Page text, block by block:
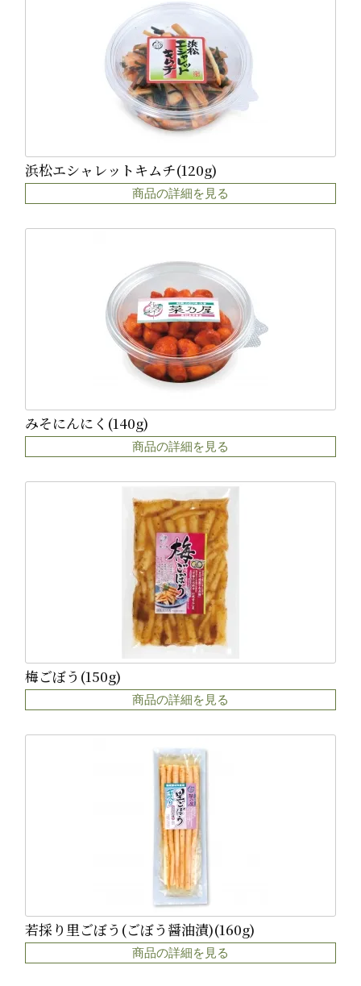
浜松エシャレットキムチ(120g)
商品の詳細を見る
みそにんにく(140g)
商品の詳細を見る
梅ごぼう(150g)
商品の詳細を見る
若採り里ごぼう(ごぼう醤油漬)(160g)
商品の詳細を見る